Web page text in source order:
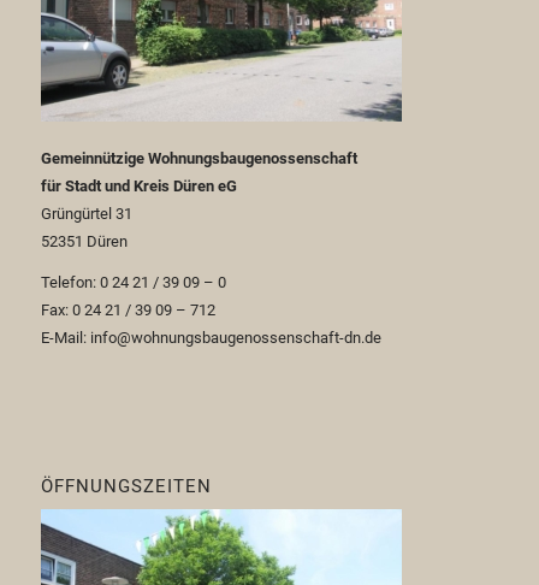
Gemeinnützige Wohnungsbaugenossenschaft
für Stadt und Kreis Düren eG
Grüngürtel 31
52351 Düren
Telefon: 0 24 21 / 39 09 – 0
Fax: 0 24 21 / 39 09 – 712
E-Mail: info@wohnungsbaugenossenschaft-dn.de
ÖFFNUNGSZEITEN